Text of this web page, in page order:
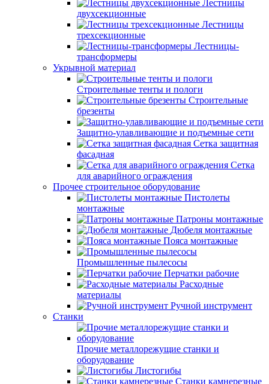
Лестницы
двухсекционные
Лестницы
трехсекционные
Лестницы-
трансформеры
Укрывной материал
Строительные тенты и пологи
Строительные
брезенты
Защитно-улавливающие и подъемные сети
Сетка защитная
фасадная
Сетка
для аварийного ограждения
Прочее строительное оборудование
Пистолеты
монтажные
Патроны монтажные
Дюбеля монтажные
Пояса монтажные
Промышленные пылесосы
Перчатки рабочие
Расходные
материалы
Ручной инструмент
Станки
Прочие металлорежущие станки и
оборудование
Листогибы
Станки камнерезные